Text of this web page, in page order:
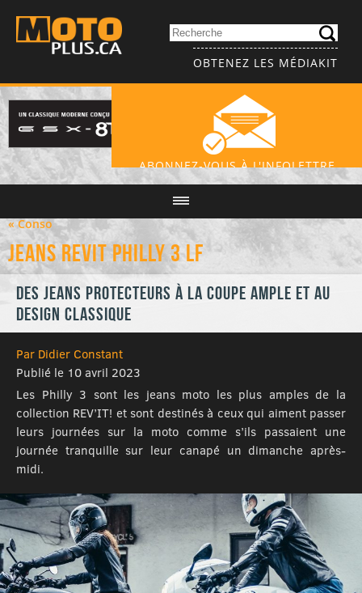
OBTENEZ LES MÉDIAKIT
ABONNEZ-VOUS À L'INFOLETTRE
« Conso
Jeans Revit Philly 3 LF
Des jeans protecteurs à la coupe ample et au
design classique
Par Didier Constant
Publié le 10 avril 2023
Les Philly 3 sont les jeans moto les plus amples de la
collection REV’IT! et sont destinés à ceux qui aiment passer
leurs journées sur la moto comme s’ils passaient une
journée tranquille sur leur canapé un dimanche après-
midi.